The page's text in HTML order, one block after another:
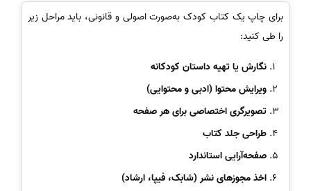
برای چاپ یک کتاب کودک به‌صورت اصولی و قانونی، باید مراحل زیر
را طی کنید:
نگارش یا تهیه داستان کودکانه
ویرایش محتوا (ادبی و محتوایی)
تصویرگری اختصاصی برای هر صفحه
طراحی جلد کتاب
صفحه‌آرایی استاندارد
اخذ مجوزهای نشر (شابک، فیپا، ارشاد)